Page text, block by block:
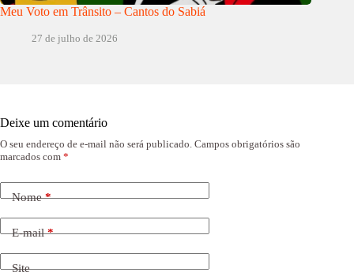
Meu Voto em Trânsito – Cantos do Sabiá
27 de julho de 2026
Deixe um comentário
O seu endereço de e-mail não será publicado. Campos obrigatórios são
marcados com *
Nome*
E-mail*
Site